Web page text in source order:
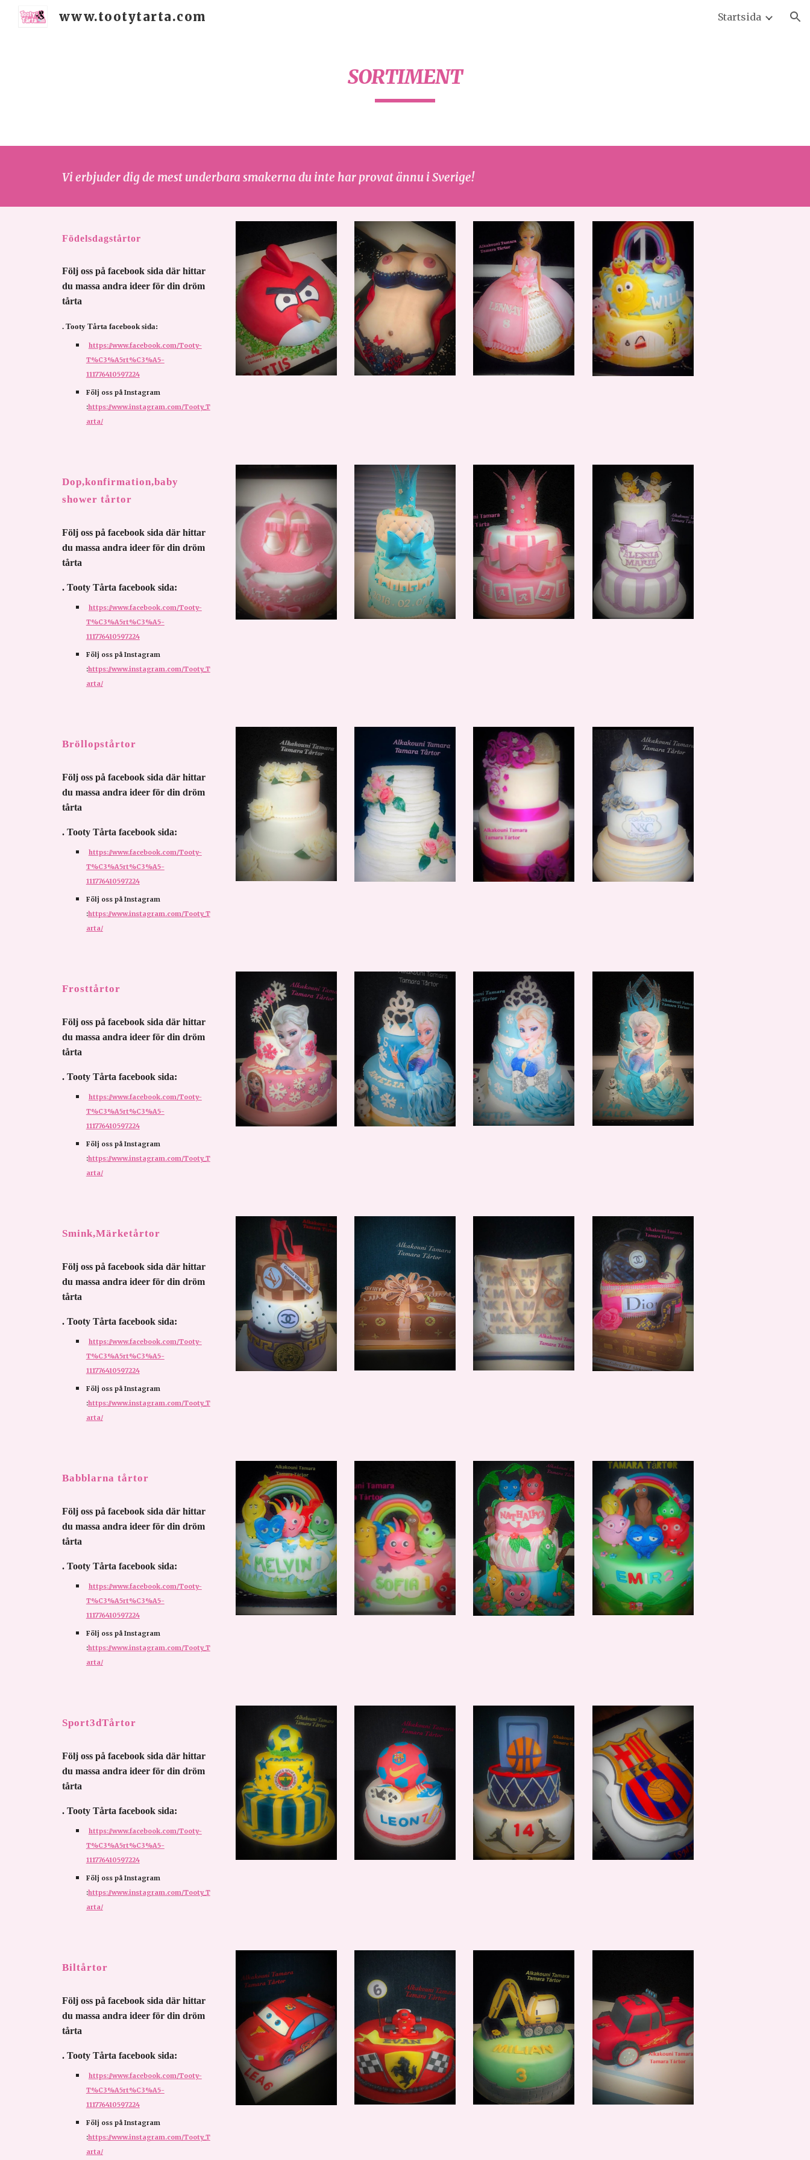
www.tootytarta.com Startsida
SORTIMENT
Vi erbjuder dig de mest underbara smakerna du inte har provat ännu i Sverige!
Födelsdagstårtor
Följ oss på facebook sida där hittar
du massa andra ideer för din dröm
tårta
. Tooty Tårta facebook sida:
https://www.facebook.com/Tooty-
T%C3%A5rt%C3%A5-
111776410597224
Följ oss på Instagram
:https://www.instagram.com/Tooty_T
arta/
Dop,konfirmation,baby
shower tårtor
Följ oss på facebook sida där hittar
du massa andra ideer för din dröm
tårta
. Tooty Tårta facebook sida:
https://www.facebook.com/Tooty-
T%C3%A5rt%C3%A5-
111776410597224
Följ oss på Instagram
:https://www.instagram.com/Tooty_T
arta/
Bröllopstårtor
Följ oss på facebook sida där hittar
du massa andra ideer för din dröm
tårta
. Tooty Tårta facebook sida:
https://www.facebook.com/Tooty-
T%C3%A5rt%C3%A5-
111776410597224
Följ oss på Instagram
:https://www.instagram.com/Tooty_T
arta/
Frosttårtor
Följ oss på facebook sida där hittar
du massa andra ideer för din dröm
tårta
. Tooty Tårta facebook sida:
https://www.facebook.com/Tooty-
T%C3%A5rt%C3%A5-
111776410597224
Följ oss på Instagram
:https://www.instagram.com/Tooty_T
arta/
Smink,Märketårtor
Följ oss på facebook sida där hittar
du massa andra ideer för din dröm
tårta
. Tooty Tårta facebook sida:
https://www.facebook.com/Tooty-
T%C3%A5rt%C3%A5-
111776410597224
Följ oss på Instagram
:https://www.instagram.com/Tooty_T
arta/
Babblarna tårtor
Följ oss på facebook sida där hittar
du massa andra ideer för din dröm
tårta
. Tooty Tårta facebook sida:
https://www.facebook.com/Tooty-
T%C3%A5rt%C3%A5-
111776410597224
Följ oss på Instagram
:https://www.instagram.com/Tooty_T
arta/
Sport3dTårtor
Följ oss på facebook sida där hittar
du massa andra ideer för din dröm
tårta
. Tooty Tårta facebook sida:
https://www.facebook.com/Tooty-
T%C3%A5rt%C3%A5-
111776410597224
Följ oss på Instagram
:https://www.instagram.com/Tooty_T
arta/
Biltårtor
Följ oss på facebook sida där hittar
du massa andra ideer för din dröm
tårta
. Tooty Tårta facebook sida:
https://www.facebook.com/Tooty-
T%C3%A5rt%C3%A5-
111776410597224
Följ oss på Instagram
:https://www.instagram.com/Tooty_T
arta/